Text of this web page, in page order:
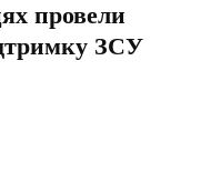
провели
ЗСУ